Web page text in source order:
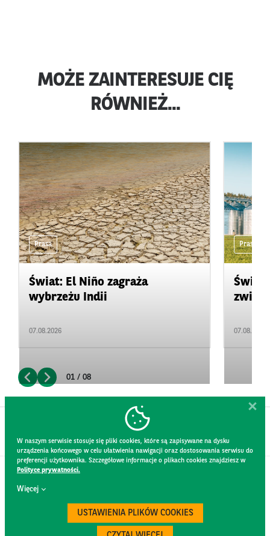
MOŻE ZAINTERESUJE CIĘ
RÓWNIEŻ...
Prasa
Świat: El Niño zagraża
wybrzeżu Indii
07.08.2026
Prasa
07.08.2026
01 / 08
W naszym serwisie stosuje się pliki cookies, które są zapisywane na dysku
urządzenia końcowego w celu ułatwienia nawigacji oraz dostosowania serwisu do
preferencji użytkownika. Szczegółowe informacje o plikach cookies znajdziesz w
Polityce prywatności.
Więcej
USTAWIENIA PLIKÓW COOKIES
KONTAKT
REGULAMIN STRONY
POLITYKA PRYWATNOŚCI